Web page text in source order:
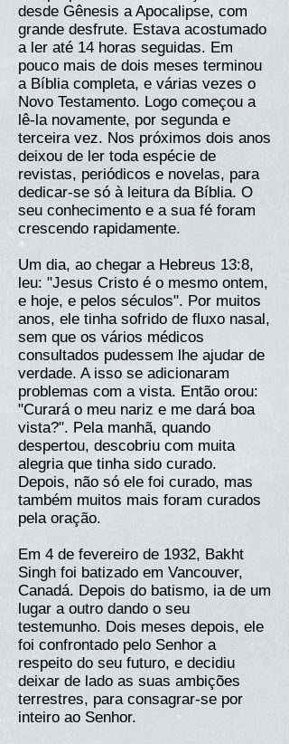
desde Gênesis a Apocalipse, com
grande desfrute. Estava acostumado
a ler até 14 horas seguidas. Em
pouco mais de dois meses terminou
a Bíblia completa, e várias vezes o
Novo Testamento. Logo começou a
lê-la novamente, por segunda e
terceira vez. Nos próximos dois anos
deixou de ler toda espécie de
revistas, periódicos e novelas, para
dedicar-se só à leitura da Bíblia. O
seu conhecimento e a sua fé foram
crescendo rapidamente.
Um dia, ao chegar a Hebreus 13:8,
leu: "Jesus Cristo é o mesmo ontem,
e hoje, e pelos séculos". Por muitos
anos, ele tinha sofrido de fluxo nasal,
sem que os vários médicos
consultados pudessem lhe ajudar de
verdade. A isso se adicionaram
problemas com a vista. Então orou:
"Curará o meu nariz e me dará boa
vista?". Pela manhã, quando
despertou, descobriu com muita
alegria que tinha sido curado.
Depois, não só ele foi curado, mas
também muitos mais foram curados
pela oração.
Em 4 de fevereiro de 1932, Bakht
Singh foi batizado em Vancouver,
Canadá. Depois do batismo, ia de um
lugar a outro dando o seu
testemunho. Dois meses depois, ele
foi confrontado pelo Senhor a
respeito do seu futuro, e decidiu
deixar de lado as suas ambições
terrestres, para consagrar-se por
inteiro ao Senhor.